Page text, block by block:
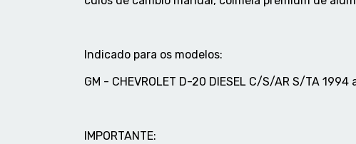
Indicado para os modelos:
GM - CHEVROLET D-20 DIESEL C/S/AR S/TA 1994
IMPORTANTE: